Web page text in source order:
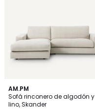
AM.PM
Sofá rinconero de algodón y
lino, Skander
3
Colores